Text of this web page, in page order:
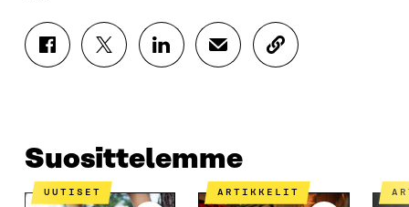
J
A
E
B
O
O
J
A
T
T
E
R
J
A
K
E
I
J
A
K
Ö
P
O
K
O
T
I
Suosittelemme
UUTISET ARTIKKELIT